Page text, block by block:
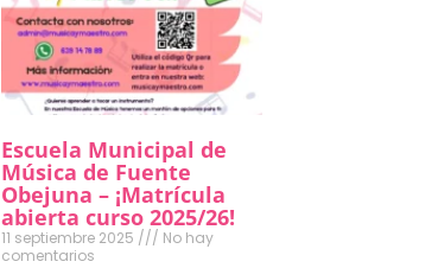
Escuela Municipal de
Música de Fuente
Obejuna – ¡Matrícula
abierta curso 2025/26!
11 septiembre 2025
No hay
comentarios